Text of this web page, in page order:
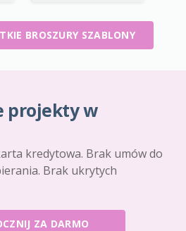
BROSZURY SZABLONY
projekty w
kredytowa. Brak umów do
Brak ukrytych
ZA DARMO